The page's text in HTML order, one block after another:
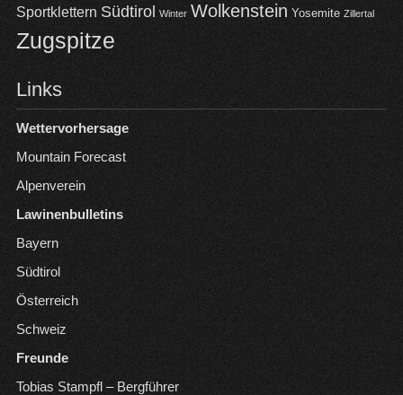
Sportklettern Südtirol Winter Wolkenstein Yosemite Zillertal
Zugspitze
Links
Wettervorhersage
Mountain Forecast
Alpenverein
Lawinenbulletins
Bayern
Südtirol
Österreich
Schweiz
Freunde
Tobias Stampfl – Bergführer